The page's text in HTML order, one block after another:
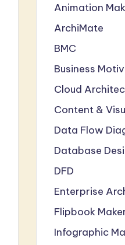
Animation
ArchiMate
BMC
Business
Cloud
Content &
Data Flow
Database
DFD
Enterprise
Flipbook
Infographic